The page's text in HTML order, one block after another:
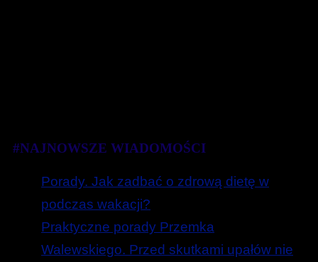
#NAJNOWSZE WIADOMOŚCI
Porady. Jak zadbać o zdrową dietę w
podczas wakacji?
Praktyczne porady Przemka
Walewskiego. Przed skutkami upałów nie